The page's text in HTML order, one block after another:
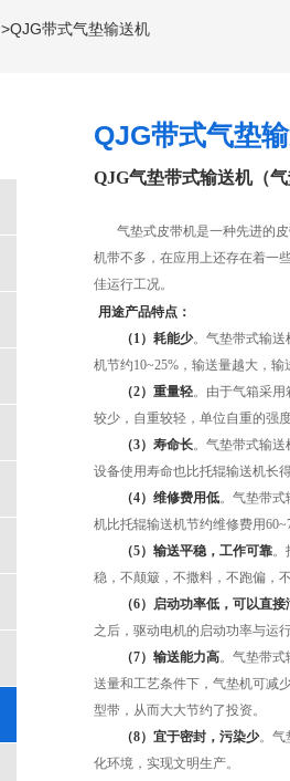
>QJG带式气垫输送机
QJG带式气垫
QJG气垫带式输送机（
气垫式皮带机是一种先进的皮
机带不多，在应用上还存在着一
佳运行工况。
用途产品特点：
（1）耗能少。气垫带式输送
机节约10~25%，输送量越大，
（2）重量轻。由于气箱采
较少，自重较轻，单位自重的强
（3）寿命长。气垫带式输
设备使用寿命也比托辊输送机长
（4）维修费用低。气垫带
机比托辊输送机节约维修费用
（5）输送平稳，工作可靠。
稳，不颠簸，不撒料，不跑偏，
（6）启动功率低，可以直接
之后，驱动电机的启动功率与运
（7）输送能力高。气垫带式
送量和工艺条件下，气垫机可减
型带，从而大大节约了投资。
（8）宜于密封，污染少。气
化环境，实现文明生产。